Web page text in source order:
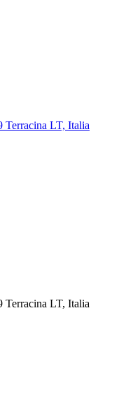
Terracina LT, Italia
Terracina LT, Italia